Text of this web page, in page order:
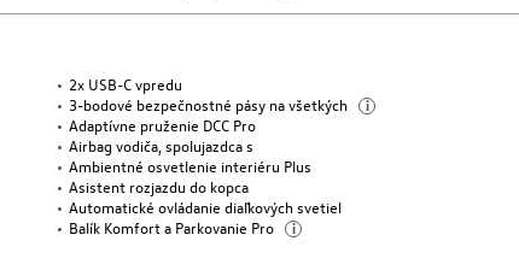
2x USB-C vpredu
3-bodové bezpečnostné pásy na všetkých i
Adaptívne pruženie DCC Pro
Airbag vodiča, spolujazdca s
Ambientné osvetlenie interiéru Plus
Asistent rozjazdu do kopca
Automatické ovládanie diaľkových svetiel
Balík Komfort a Parkovanie Pro i